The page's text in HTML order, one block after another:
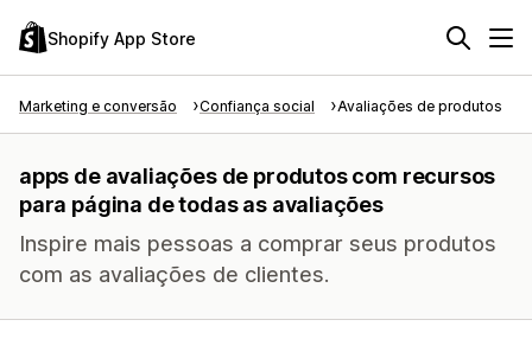
Shopify App Store
Marketing e conversão Confiança social Avaliações de produtos
apps de avaliações de produtos com recursos
para página de todas as avaliações
Inspire mais pessoas a comprar seus produtos
com as avaliações de clientes.